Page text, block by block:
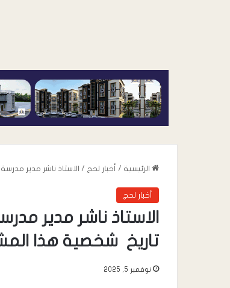
الرئيسية / أخبار لحج / الاستاذ ناشر مدير
أخبار لحج
الاستاذ ناشر مدير
تاريخ شخصية هذا
نوفمبر 5, 2025